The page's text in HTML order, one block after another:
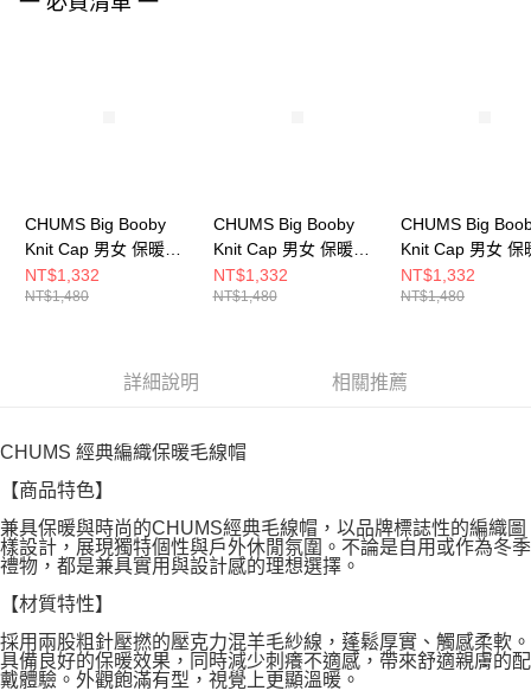
４．使用「AFTEE先享後付」時，將依據個別帳號之用戶狀況，依本公司即
CHUMS Big Booby
Knit Cap 男女 保暖帽
灰色 CH051445G001
NT$1,332
NT$1,480
CHUMS Big Booby
Knit Cap 男女 保暖帽
深藍 CH051445N001
NT$1,332
NT$1,480
CHUMS Big
Knit Cap 男女 保
勃根地紅
CH051445R026
NT$1,332
NT$1,480
詳細說明 相關推薦
CHUMS 經典編織保暖毛線帽
【商品特色】
兼具保暖與時尚的CHUMS經典毛線帽，以品牌標誌性的編織圖
樣設計，展現獨特個性與戶外休閒氛圍。不論是自用或作為冬季
禮物，都是兼具實用與設計感的理想選擇。
【材質特性】
採用兩股粗針壓撚的壓克力混羊毛紗線，蓬鬆厚實、觸感柔軟。
具備良好的保暖效果，同時減少刺癢不適感，帶來舒適親膚的配
戴體驗。外觀飽滿有型，視覺上更顯溫暖。